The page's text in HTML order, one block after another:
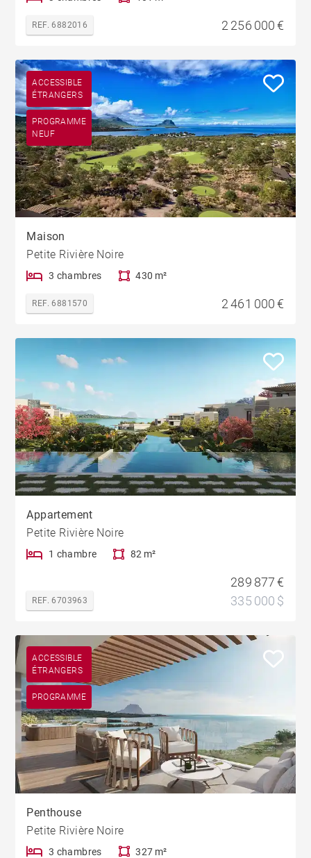
REF. 6882016 2 256 000 €
ACCESSIBLE
ÉTRANGERS
PROGRAMME
NEUF
Maison
Petite Rivière Noire
3 chambres 430 m²
REF. 6881570 2 461 000 €
Appartement
Petite Rivière Noire
1 chambre 82 m²
REF. 6703963
289 877 €
335 000 $
ACCESSIBLE
ÉTRANGERS
PROGRAMME
Penthouse
Petite Rivière Noire
3 chambres 327 m²